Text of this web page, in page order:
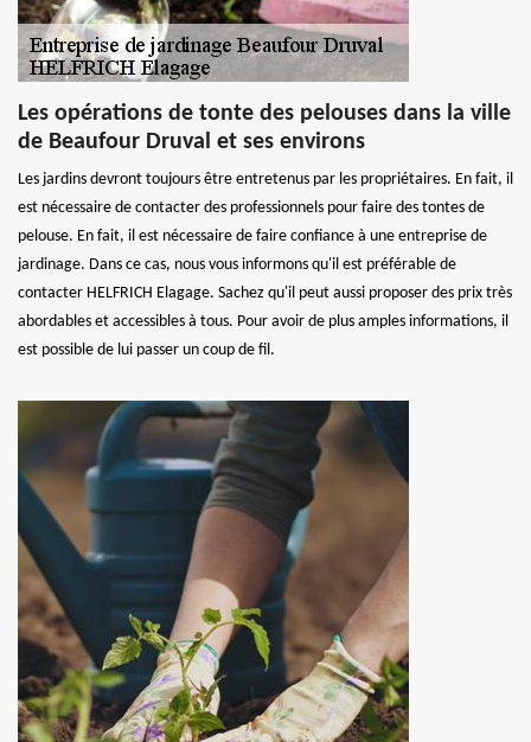
Les opérations de tonte des pelouses dans la ville
de Beaufour Druval et ses environs
Les jardins devront toujours être entretenus par les propriétaires. En fait, il
est nécessaire de contacter des professionnels pour faire des tontes de
pelouse. En fait, il est nécessaire de faire confiance à une entreprise de
jardinage. Dans ce cas, nous vous informons qu'il est préférable de
contacter HELFRICH Elagage. Sachez qu'il peut aussi proposer des prix très
abordables et accessibles à tous. Pour avoir de plus amples informations, il
est possible de lui passer un coup de fil.